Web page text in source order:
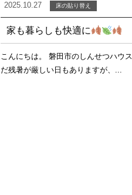
2025.10.27 床の貼り替え
家も暮らしも快適に
こんにちは。 磐田市のしんせつハウ
だ残暑が厳しい日もありますが、...